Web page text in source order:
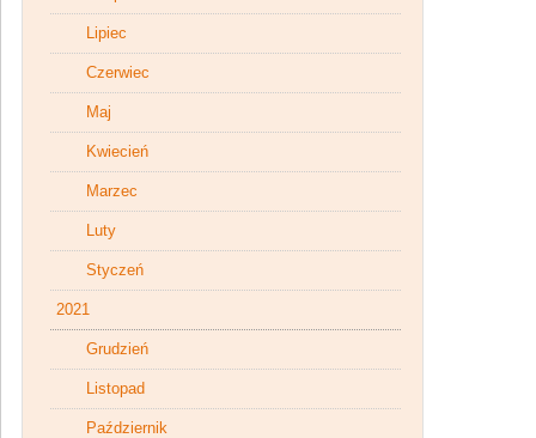
Lipiec
Czerwiec
Maj
Kwiecień
Marzec
Luty
Styczeń
2021
Grudzień
Listopad
Październik